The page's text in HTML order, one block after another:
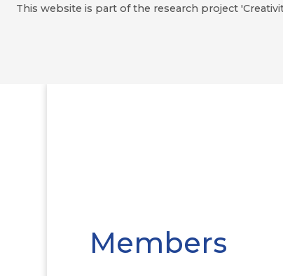
This website is part of the research project
Members